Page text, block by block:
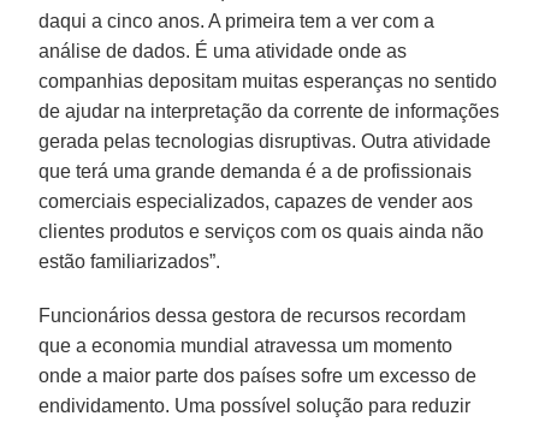
daqui a cinco anos. A primeira tem a ver com a
análise de dados. É uma atividade onde as
companhias depositam muitas esperanças no sentido
de ajudar na interpretação da corrente de informações
gerada pelas tecnologias disruptivas. Outra atividade
que terá uma grande demanda é a de profissionais
comerciais especializados, capazes de vender aos
clientes produtos e serviços com os quais ainda não
estão familiarizados”.
Funcionários dessa gestora de recursos recordam
que a economia mundial atravessa um momento
onde a maior parte dos países sofre um excesso de
endividamento. Uma possível solução para reduzir